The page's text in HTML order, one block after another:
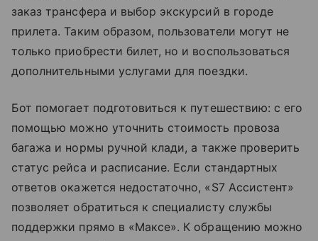
заказ трансфера и выбор экскурсий в городе
прилета. Таким образом, пользователи могут не
только приобрести билет, но и воспользоваться
дополнительными услугами для поездки.
Бот помогает подготовиться к путешествию: с его
помощью можно уточнить стоимость провоза
багажа и нормы ручной клади, а также проверить
статус рейса и расписание. Если стандартных
ответов окажется недостаточно, «S7 Ассистент»
позволяет обратиться к специалисту службы
поддержки прямо в «Максе». К обращению можно